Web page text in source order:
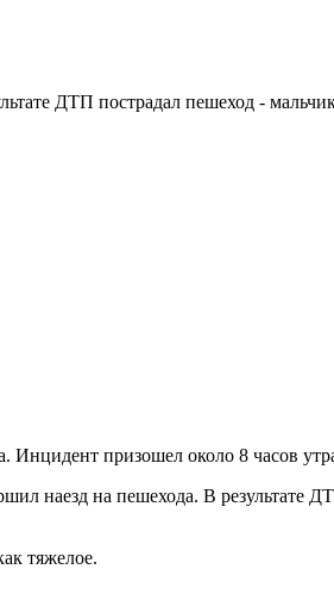
ДТП пострадал пешеход -
Инцидент призошел около 8 часов
наезд на пешехода. В
тяжелое.